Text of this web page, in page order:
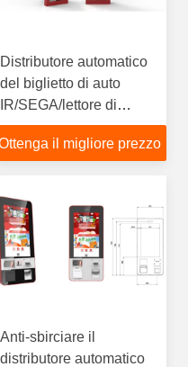
Distributore automatico
del biglietto di auto
IR/SEGA/lettore di
schede capacitivo del
touch screen RFID
il migliore prezzo
Anti-sbirciare il
distributore automatico